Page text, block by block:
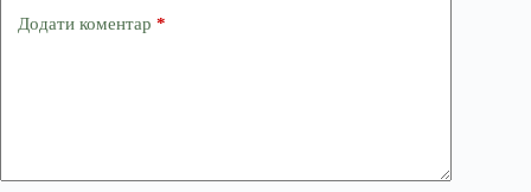
Додати коментар *